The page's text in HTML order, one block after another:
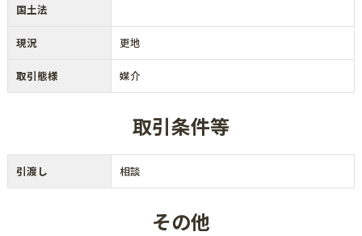
国土法
現況 更地
取引態様 媒介
取引条件等
引渡し 相談
その他